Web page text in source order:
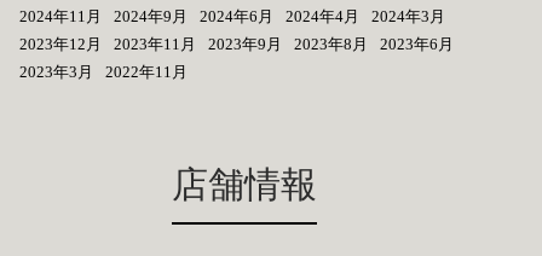
2024年11月
2024年9月 2024年6月 2024年4月
2024年3月
2023年12月
2023年11月 2023年9月 2023年8月
2023年6月
2023年3月
2022年11月
店舗情報